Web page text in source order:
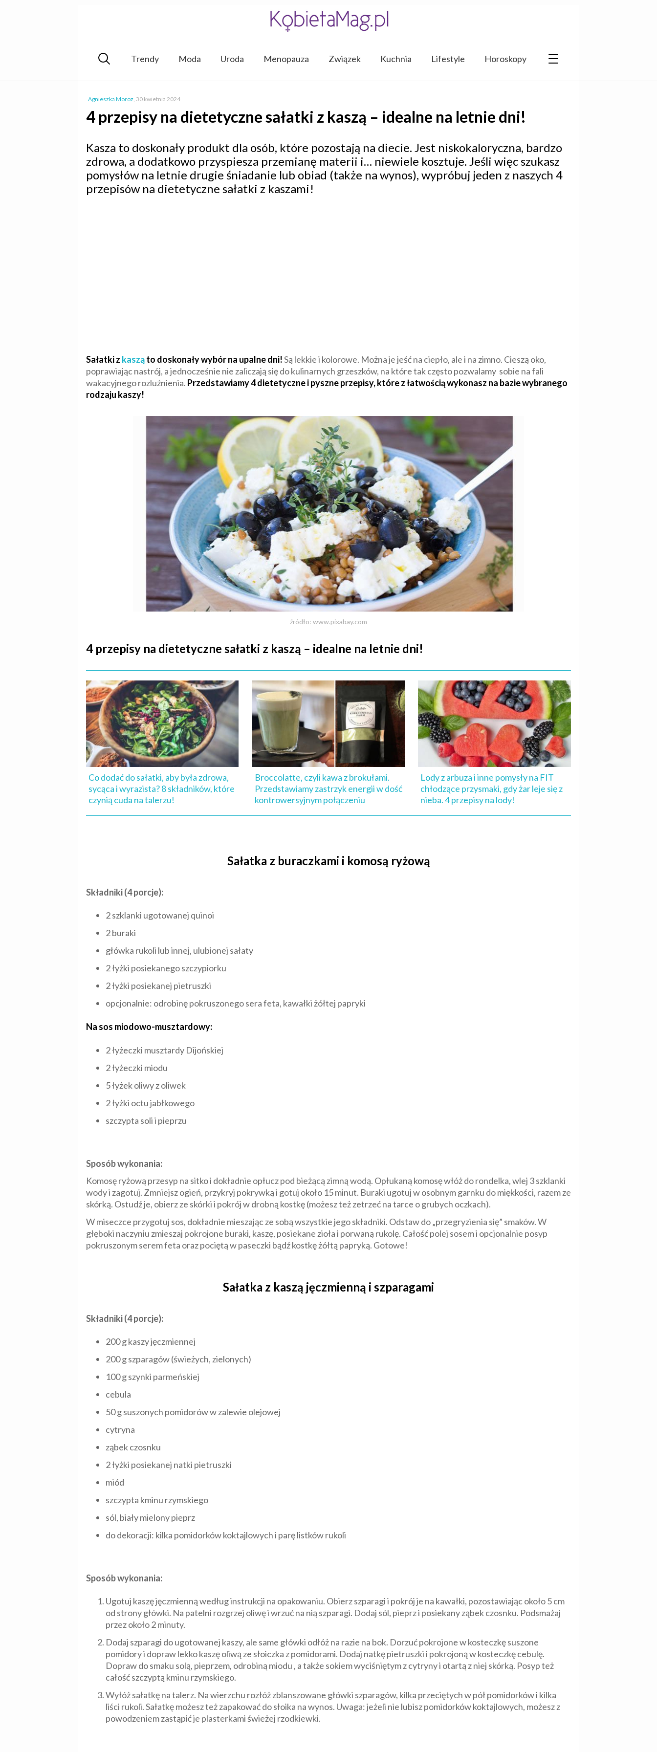
Trendy Moda Uroda Menopauza Związek Kuchnia Lifestyle Horoskopy
Agnieszka Moroz, 30 kwietnia 2024
4 przepisy na dietetyczne sałatki z kaszą – idealne na letnie dni!
Kasza to doskonały produkt dla osób, które pozostają na diecie. Jest niskokaloryczna, bardzo
zdrowa, a dodatkowo przyspiesza przemianę materii i… niewiele kosztuje. Jeśli więc szukasz
pomysłów na letnie drugie śniadanie lub obiad (także na wynos), wypróbuj jeden z naszych 4
przepisów na dietetyczne sałatki z kaszami!
Sałatki z kasząto doskonały wybór na upalne dni!Są lekkie i kolorowe. Można je jeść na ciepło, ale i na zimno. Cieszą oko,
poprawiając nastrój, a jednocześnie nie zaliczają się do kulinarnych grzeszków, na które tak często pozwalamy sobie na fali
wakacyjnego rozluźnienia. Przedstawiamy 4 dietetyczne i pyszne przepisy, które z łatwością wykonasz na bazie wybranego
rodzaju kaszy!
źródło: www.pixabay.com
4 przepisy na dietetyczne sałatki z kaszą – idealne na letnie dni!
Co dodać do sałatki, aby była zdrowa,
sycąca i wyrazista? 8 składników, które
czynią cuda na talerzu!
Broccolatte, czyli kawa z brokułami.
Przedstawiamy zastrzyk energii w dość
kontrowersyjnym połączeniu
Lody z arbuza i inne pomysły na FIT
chłodzące przysmaki, gdy żar leje się z
nieba. 4 przepisy na lody!
Sałatka z buraczkami i komosą ryżową
Składniki (4 porcje):
2 szklanki ugotowanej quinoi
2 buraki
główka rukoli lub innej, ulubionej sałaty
2 łyżki posiekanego szczypiorku
2 łyżki posiekanej pietruszki
opcjonalnie: odrobinę pokruszonego sera feta, kawałki żółtej papryki
Na sos miodowo-musztardowy:
2 łyżeczki musztardy Dijońskiej
2 łyżeczki miodu
5 łyżek oliwy z oliwek
2 łyżki octu jabłkowego
szczypta soli i pieprzu
Sposób wykonania:
Komosę ryżową przesyp na sitko i dokładnie opłucz pod bieżącą zimną wodą. Opłukaną komosę włóż do rondelka, wlej 3 szklanki
wody i zagotuj. Zmniejsz ogień, przykryj pokrywką i gotuj około 15 minut. Buraki ugotuj w osobnym garnku do miękkości, razem ze
skórką. Ostudź je, obierz ze skórki i pokrój w drobną kostkę (możesz też zetrzeć na tarce o grubych oczkach).
W miseczce przygotuj sos, dokładnie mieszając ze sobą wszystkie jego składniki. Odstaw do „przegryzienia się” smaków. W
głęboki naczyniu zmieszaj pokrojone buraki, kaszę, posiekane zioła i porwaną rukolę. Całość polej sosem i opcjonalnie posyp
pokruszonym serem feta oraz pociętą w paseczki bądź kostkę żółtą papryką. Gotowe!
Sałatka z kaszą jęczmienną i szparagami
Składniki (4 porcje):
200 g kaszy jęczmiennej
200 g szparagów (świeżych, zielonych)
100 g szynki parmeńskiej
cebula
50 g suszonych pomidorów w zalewie olejowej
cytryna
ząbek czosnku
2 łyżki posiekanej natki pietruszki
miód
szczypta kminu rzymskiego
sól, biały mielony pieprz
do dekoracji: kilka pomidorków koktajlowych i parę listków rukoli
Sposób wykonania:
Ugotuj kaszę jęczmienną według instrukcji na opakowaniu. Obierz szparagi i pokrój je na kawałki, pozostawiając około 5 cm
od strony główki. Na patelni rozgrzej oliwę i wrzuć na nią szparagi. Dodaj sól, pieprz i posiekany ząbek czosnku. Podsmażaj
przez około 2 minuty.
Dodaj szparagi do ugotowanej kaszy, ale same główki odłóż na razie na bok. Dorzuć pokrojone w kosteczkę suszone
pomidory i dopraw lekko kaszę oliwą ze słoiczka z pomidorami. Dodaj natkę pietruszki i pokrojoną w kosteczkę cebulę.
Dopraw do smaku solą, pieprzem, odrobiną miodu , a także sokiem wyciśniętym z cytryny i otartą z niej skórką. Posyp też
całość szczyptą kminu rzymskiego.
Wyłóż sałatkę na talerz. Na wierzchu rozłóż zblanszowane główki szparagów, kilka przeciętych w pół pomidorków i kilka
liści rukoli. Sałatkę możesz też zapakować do słoika na wynos. Uwaga: jeżeli nie lubisz pomidorków koktajlowych, możesz z
powodzeniem zastąpić je plasterkami świeżej rzodkiewki.